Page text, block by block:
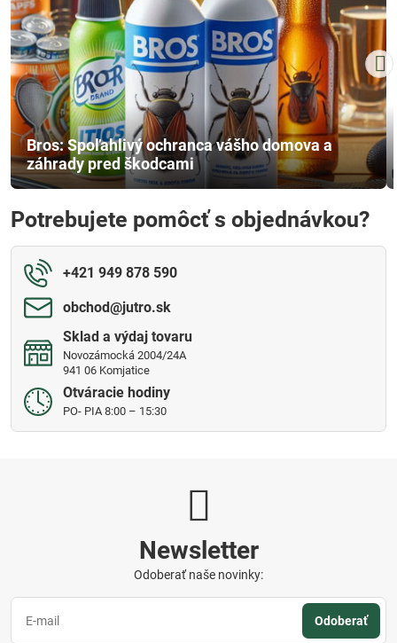
Bros: Spoľahlivý ochranca vášho domova a
záhrady pred škodcami
Potrebujete pomôcť s objednávkou?
+421 949 878 590
obchod​@jutro​.sk
Sklad a výdaj tovaru
Novozámocká 2004/24A
941 06 Komjatice
Otváracie hodiny
PO- PIA 8:00 – 15:30
Newsletter
Odoberať naše novinky:
Odoberať